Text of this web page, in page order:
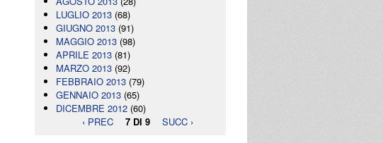
LUGLIO 2013 (68)
GIUGNO 2013 (91)
MAGGIO 2013 (98)
APRILE 2013 (81)
MARZO 2013 (92)
FEBBRAIO 2013 (79)
GENNAIO 2013 (65)
DICEMBRE 2012 (60)
‹ PREC
7 DI 9 SUCC ›